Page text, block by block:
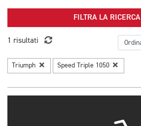
FILTRA LA RICERCA
1 risultati
Triumph Speed Triple 1050